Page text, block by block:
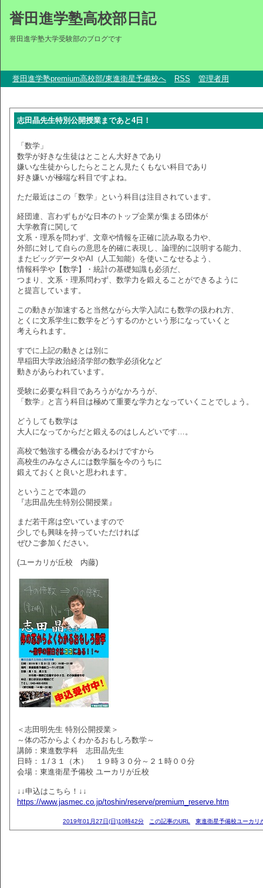
誉田進学塾高校部日記
誉田進学塾大学受験部のブログです
誉田進学塾premium高校部/東進衛星予備校へ RSS 管理者用
志田晶先生特別公開授業まであと4日！
「数学」
数学が好きな生徒はとことん大好きであり
嫌いな生徒からしたらとことん見たくもない科目であり
好き嫌いが極端な科目ですよね。
ただ最近はこの「数学」という科目は注目されています。
経団連、言わずもがな日本のトップ企業が集まる団体が
大学教育に関して
文系・理系を問わず、文章や情報を正確に読み取る力や、
外部に対して自らの意思を的確に表現し、論理的に説明する能力、
またビッグデータやAI（人工知能）を使いこなせるよう、
情報科学や【数学】・統計の基礎知識も必須だ、
つまり、文系・理系問わず、数学力を鍛えることができるように
と提言しています。
この動きが加速すると当然ながら大学入試にも数学の扱われ方、
とくに文系学生に数学をどうするのかという形になっていくと
考えられます。
すでに上記の動きとは別に
早稲田大学政治経済学部の数学必須化など
動きがあらわれています。
受験に必要な科目であろうがなかろうが、
「数学」と言う科目は極めて重要な学力となっていくことでしょう。
どうしても数学は
大人になってからだと鍛えるのはしんどいです…。
高校で勉強する機会があるわけですから
高校生のみなさんには数学脳を今のうちに
鍛えておくと良いと思われます。
ということで本題の
『志田晶先生特別公開授業』
まだ若干席は空いていますので
少しでも興味を持っていただければ
ぜひご参加ください。
(ユーカリが丘校 内藤)
＜志田明先生 特別公開授業＞
～体の芯からよくわかるおもしろ数学～
講師：東進数学科 志田晶先生
日時：１/３１（木） １９時３０分～２１時００分
会場：東進衛星予備校 ユーカリが丘校
↓↓申込はこちら！↓↓
https://www.jasmec.co.jp/toshin/reserve/premium_reserve.htm
2019年01月27日(日)10時42分 この記事のURL 東進衛星予備校ユーカリ